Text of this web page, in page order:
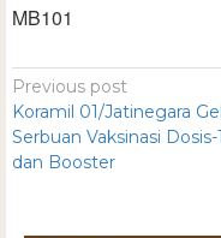
MB101
Previous post
Koramil 01/Jatinegara
Serbuan Vaksinasi Dosis-
dan Booster